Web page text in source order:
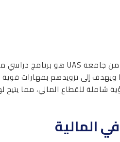
يصل إلى 120 طالبًا ويهدف إلى
شاملة للقطاع المالي، مما
المالية